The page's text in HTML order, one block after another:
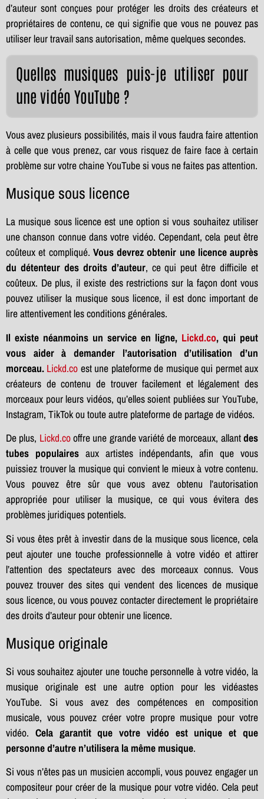
d’auteur sont conçues pour protéger les droits des créateurs et
propriétaires de contenu, ce qui signifie que vous ne pouvez pas
utiliser leur travail sans autorisation, même quelques secondes.
Quelles musiques puis-je utiliser pour
une vidéo YouTube ?
Vous avez plusieurs possibilités, mais il vous faudra faire attention
à celle que vous prenez, car vous risquez de faire face à certain
problème sur votre chaine YouTube si vous ne faites pas attention.
Musique sous licence
La musique sous licence est une option si vous souhaitez utiliser
une chanson connue dans votre vidéo. Cependant, cela peut être
coûteux et compliqué. Vous devrez obtenir une licence auprès
du détenteur des droits d’auteur, ce qui peut être difficile et
coûteux. De plus, il existe des restrictions sur la façon dont vous
pouvez utiliser la musique sous licence, il est donc important de
lire attentivement les conditions générales.
Il existe néanmoins un service en ligne, Lickd.co, qui peut
vous aider à demander l’autorisation d’utilisation d’un
morceau. Lickd.co est une plateforme de musique qui permet aux
créateurs de contenu de trouver facilement et légalement des
morceaux pour leurs vidéos, qu’elles soient publiées sur YouTube,
Instagram, TikTok ou toute autre plateforme de partage de vidéos.
De plus, Lickd.cooffre une grande variété de morceaux, allantdes
tubes populairesaux artistes indépendants, afin que vous
puissiez trouver la musique qui convient le mieux à votre contenu.
Vous pouvez être sûr que vous avez obtenu l’autorisation
appropriée pour utiliser la musique, ce qui vous évitera des
problèmes juridiques potentiels.
Si vous êtes prêt à investir dans de la musique sous licence, cela
peut ajouter une touche professionnelle à votre vidéo et attirer
l’attention des spectateurs avec des morceaux connus. Vous
pouvez trouver des sites qui vendent des licences de musique
sous licence, ou vous pouvez contacter directement le propriétaire
des droits d’auteur pour obtenir une licence.
Musique originale
Si vous souhaitez ajouter une touche personnelle à votre vidéo, la
musique originale est une autre option pour les vidéastes
YouTube. Si vous avez des compétences en composition
musicale, vous pouvez créer votre propre musique pour votre
vidéo. Cela garantit que votre vidéo est unique et que
personne d’autre n’utilisera la même musique.
Si vous n’êtes pas un musicien accompli, vous pouvez engager un
compositeur pour créer de la musique pour votre vidéo. Cela peut